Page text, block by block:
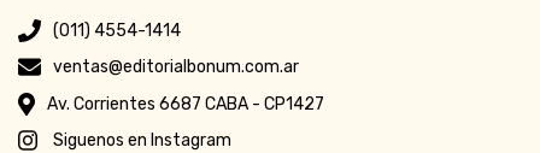
(011) 4554-1414
ventas@editorialbonum.com.ar
Av. Corrientes 6687 CABA - CP1427
Siguenos en Instagram